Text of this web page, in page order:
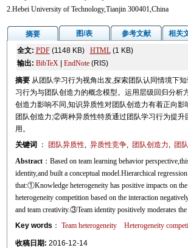
2.Hebei University of Technology,Tianjin 300401,China
摘要 图/表 参考文献
相关
全文: PDF(1148 KB) HTML(1 KB)
输出: BibTeX| EndNote(RIS)
摘要 从团队学习行为视角出发,探索团队认同情境下
习行为与团队创造力的概念模型。运用层级回归分
创造力影响不同,知识异质性对团队创造力有着正向
团队创造力;②两种异质性特质通过团队学习行为提
用。
关键词
： 团队异质性, 异质性竞争, 团队创造力, 团
Abstract：Based on team learning behavior
identity,and built a conceptual model.Hierarchical
that:①Knowledge heterogeneity has positive impacts on
heterogeneity competition based on the interaction
and team creativity.③Team identity positively moderates
Key words ： Team heterogeneity Heterogeneity
收稿日期: 2016-12-14